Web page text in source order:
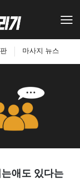
마사지 뉴스
애도 있다는